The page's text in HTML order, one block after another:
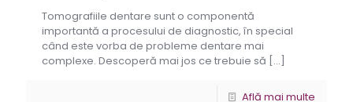
Tomografiile dentare sunt o componentă
importantă a procesului de diagnostic, în special
când este vorba de probleme dentare mai
complexe. Descoperă mai jos ce trebuie să […]
Află mai multe